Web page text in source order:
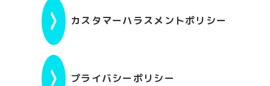
カスタマーハラスメントポリシー
プライバシーポリシー